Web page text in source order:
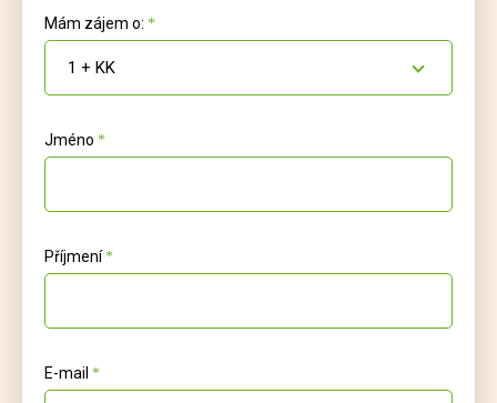
Mám zájem o:
1 + KK
Jméno
Příjmení
E-mail